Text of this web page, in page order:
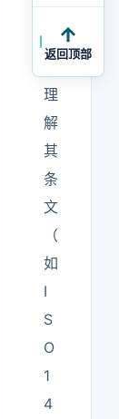
。
理
解
其
条
文
（
如
I
S
O
1
4
返回顶部